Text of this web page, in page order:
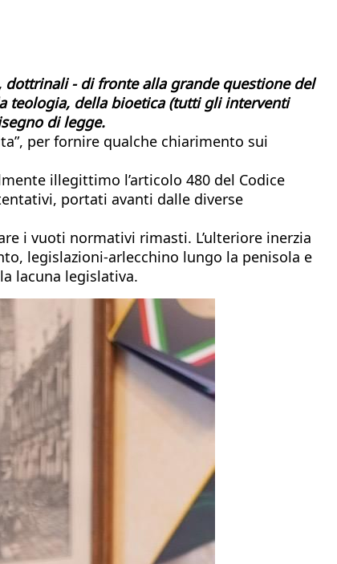
- di fronte alla grande questione del
teologia, della bioetica (tutti gli interventi
di legge.
per fornire qualche chiarimento sui
illegittimo l’articolo 480 del Codice
portati avanti dalle diverse
i vuoti normativi rimasti. L’ulteriore inerzia
legislazioni-arlecchino lungo la penisola e
lacuna legislativa.